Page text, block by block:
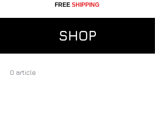
​FREE SHIPPING
SHOP
0 article